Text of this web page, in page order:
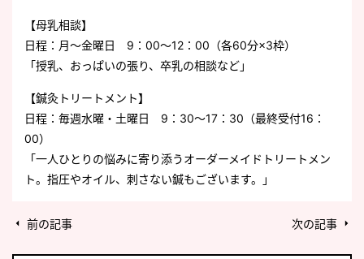
【母乳相談】
日程：月～金曜日 9：00～12：00（各60分×3枠）
「授乳、おっぱいの張り、卒乳の相談など」
【鍼灸トリートメント】
日程：毎週水曜・土曜日 9：30～17：30（最終受付16：
00）
「一人ひとりの悩みに寄り添うオーダーメイドトリートメン
ト。指圧やオイル、刺さない鍼もございます。」
前の記事 次の記事